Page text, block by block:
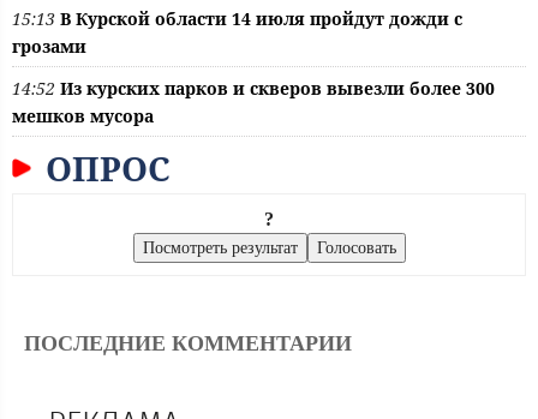
15:13 В Курской области 14 июля пройдут дожди с
грозами
14:52 Из курских парков и скверов вывезли более 300
мешков мусора
ОПРОС
?
ПОСЛЕДНИЕ КОММЕНТАРИИ